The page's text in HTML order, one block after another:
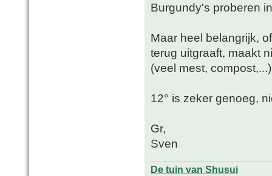
Burgundy's proberen
Maar heel belangrijk,
terug uitgraaft, maakt
(veel mest,
12° is zeker genoeg,
Gr,
Sven
De tuin van Shusui